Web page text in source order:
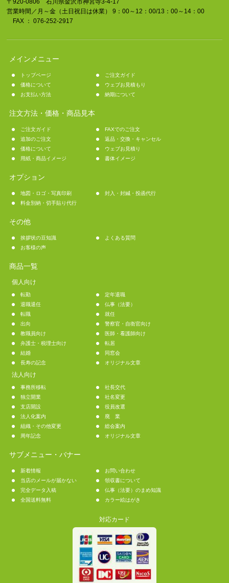
営業時間／月～金（土日祝日は休業） 9：00～12：00/13：00～14：00
FAX ： 076-252-2917
メインメニュー
トップページ
ご注文ガイド
価格について
ウェブお見積もり
お支払い方法
納期について
注文方法・価格・商品見本
ご注文ガイド
FAXでのご注文
追加のご注文
返品・交換・キャンセル
価格について
ウェブお見積り
用紙・商品イメージ
書体イメージ
オプション
地図・ロゴ・写真印刷
封入・封緘・投函代行
料金別納・切手貼り代行
その他
挨拶状の豆知識
よくある質問
お客様の声
商品一覧
個人向け
転勤
定年退職
退職退任
仏事（法要）
転職
就任
出向
警察官・自衛官向け
教職員向け
医師・看護師向け
弁護士・税理士向け
転居
結婚
同窓会
長寿の記念
オリジナル文章
法人向け
事務所移転
社長交代
独立開業
社名変更
支店開設
役員改選
法人化案内
廃 業
組織・その他変更
総会案内
周年記念
オリジナル文章
サブメニュー・バナー
新着情報
お問い合わせ
当店のメールが届かない
領収書について
完全データ入稿
仏事（法要）のまめ知識
全国送料無料
カラー絵はがき
対応カード